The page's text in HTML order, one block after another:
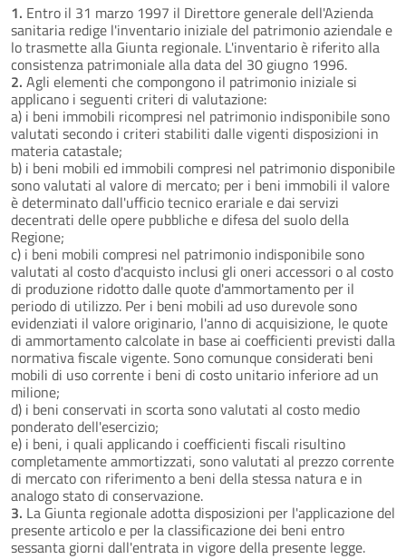
1. Entro il 31 marzo 1997 il Direttore generale dell'Azienda
sanitaria redige l'inventario iniziale del patrimonio aziendale e
lo trasmette alla Giunta regionale. L'inventario è riferito alla
consistenza patrimoniale alla data del 30 giugno 1996.
2. Agli elementi che compongono il patrimonio iniziale si
applicano i seguenti criteri di valutazione:
a) i beni immobili ricompresi nel patrimonio indisponibile sono
valutati secondo i criteri stabiliti dalle vigenti disposizioni in
materia catastale;
b) i beni mobili ed immobili compresi nel patrimonio disponibile
sono valutati al valore di mercato; per i beni immobili il valore
è determinato dall'ufficio tecnico erariale e dai servizi
decentrati delle opere pubbliche e difesa del suolo della
Regione;
c) i beni mobili compresi nel patrimonio indisponibile sono
valutati al costo d'acquisto inclusi gli oneri accessori o al costo
di produzione ridotto dalle quote d'ammortamento per il
periodo di utilizzo. Per i beni mobili ad uso durevole sono
evidenziati il valore originario, l'anno di acquisizione, le quote
di ammortamento calcolate in base ai coefficienti previsti dalla
normativa fiscale vigente. Sono comunque considerati beni
mobili di uso corrente i beni di costo unitario inferiore ad un
milione;
d) i beni conservati in scorta sono valutati al costo medio
ponderato dell'esercizio;
e) i beni, i quali applicando i coefficienti fiscali risultino
completamente ammortizzati, sono valutati al prezzo corrente
di mercato con riferimento a beni della stessa natura e in
analogo stato di conservazione.
3. La Giunta regionale adotta disposizioni per l'applicazione del
presente articolo e per la classificazione dei beni entro
sessanta giorni dall'entrata in vigore della presente legge.